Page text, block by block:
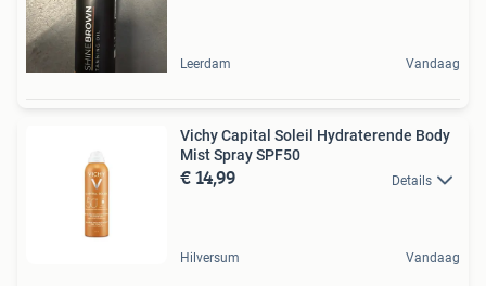
Leerdam Vandaag
Vichy Capital Soleil Hydraterende Body
Mist Spray SPF50
€ 14,99 Details
Hilversum Vandaag